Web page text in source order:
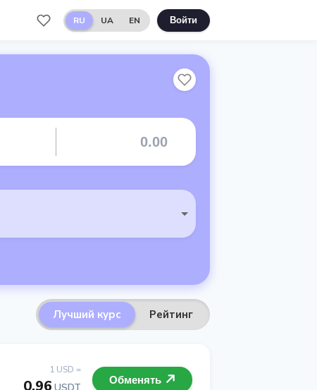
RU UA EN Войти
Лучший курс Рейтинг
1 USD =
0.96 USDT
Обменять